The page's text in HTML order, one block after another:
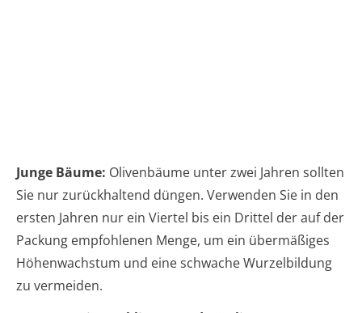
Junge Bäume: Olivenbäume unter zwei Jahren sollten
Sie nur zurückhaltend düngen. Verwenden Sie in den
ersten Jahren nur ein Viertel bis ein Drittel der auf der
Packung empfohlenen Menge, um ein übermäßiges
Höhenwachstum und eine schwache Wurzelbildung
zu vermeiden.